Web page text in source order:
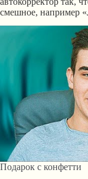
смешное, например
Подарок с конфетти